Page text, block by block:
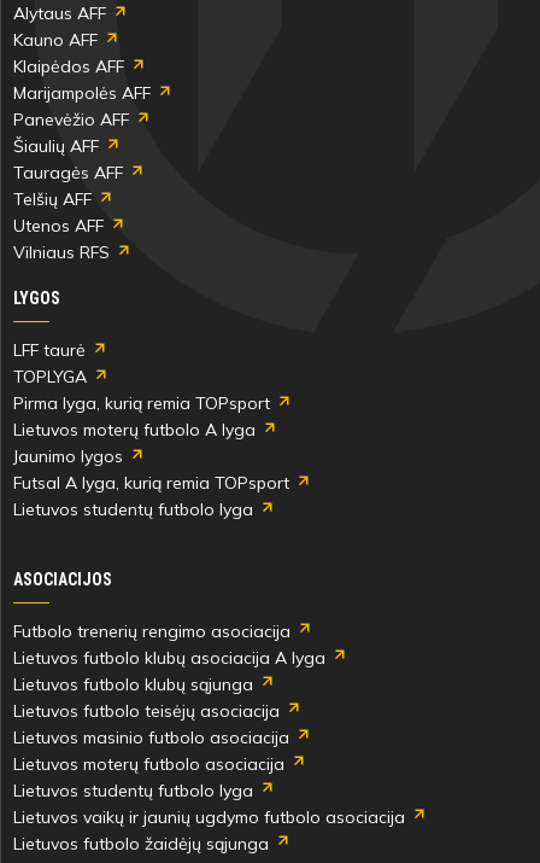
Alytaus AFF
Kauno AFF
Klaipėdos AFF
Marijampolės AFF
Panevėžio AFF
Šiaulių AFF
Tauragės AFF
Telšių AFF
Utenos AFF
Vilniaus RFS
LYGOS
LFF taurė
TOPLYGA
Pirma lyga, kurią remia TOPsport
Lietuvos moterų futbolo A lyga
Jaunimo lygos
Futsal A lyga, kurią remia TOPsport
Lietuvos studentų futbolo lyga
ASOCIACIJOS
Futbolo trenerių rengimo asociacija
Lietuvos futbolo klubų asociacija A lyga
Lietuvos futbolo klubų sąjunga
Lietuvos futbolo teisėjų asociacija
Lietuvos masinio futbolo asociacija
Lietuvos moterų futbolo asociacija
Lietuvos studentų futbolo lyga
Lietuvos vaikų ir jaunių ugdymo futbolo asociacija
Lietuvos futbolo žaidėjų sąjunga